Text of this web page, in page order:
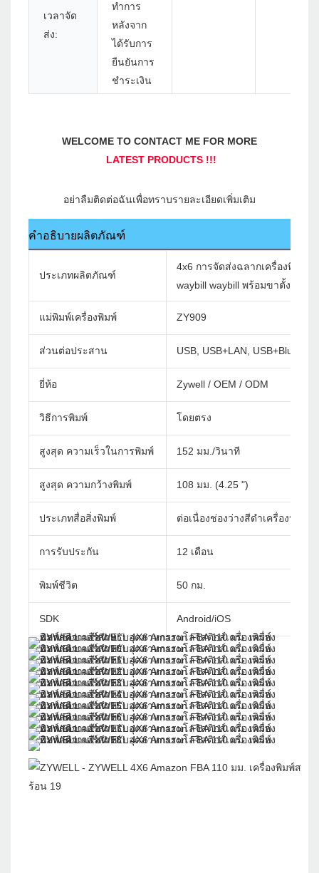
เวลาจัด
ส่ง:
ทำการ
หลังจาก
ได้รับการ
ยืนยันการ
ชำระเงิน
คำอธิบายผลิตภัณฑ์
ประเภทผลิตภัณฑ์
4x6 การจัดส่งฉลากเครื่องพิมพ์ค
waybill waybill พร้อมขาตั้งฉลาก
แม่พิมพ์เครื่องพิมพ์ ZY909
ส่วนต่อประสาน USB, USB+LAN,
ยี่ห้อ Zywell / OEM / ODM
วิธีการพิมพ์ โดยตรง
สูงสุด ความเร็วในการพิมพ์ 152 มม./วินาที
สูงสุด ความกว้างพิมพ์ 108 มม. (4.25 ")
ประเภทสื่อสิ่งพิมพ์ ต่อเนื่องช่องว่างสีดำเครื่องหมาย
การรับประกัน 12 เดือน
พิมพ์ชีวิต 50 กม.
SDK Android/iOS